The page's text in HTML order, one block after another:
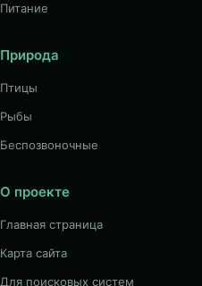
Питание
Природа
Птицы
Рыбы
Беспозвоночные
О проекте
Главная страница
Карта сайта
Для поисковых систем